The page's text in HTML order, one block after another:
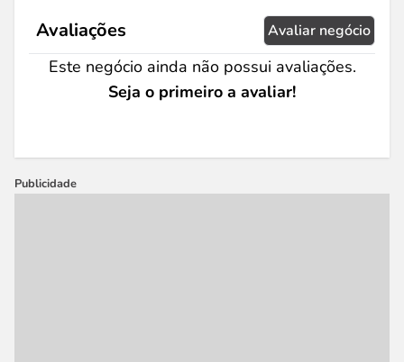
Avaliações Avaliar negócio
Este negócio ainda não possui avaliações.
Seja o primeiro a avaliar!
Publicidade